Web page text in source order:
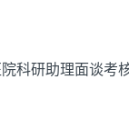
科研助理面谈考